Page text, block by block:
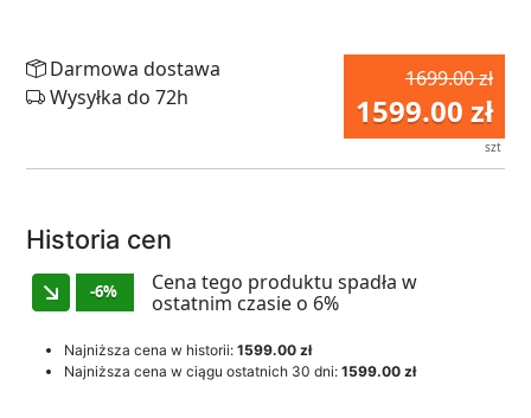
1699.00 zł
1599.00 zł
szt
Darmowa dostawa
Wysyłka do 72h
Historia cen
-6%
Cena tego produktu spadła w
ostatnim czasie o 6%
Najniższa cena w historii: 1599.00 zł
Najniższa cena w ciągu ostatnich 30 dni: 1599.00 zł